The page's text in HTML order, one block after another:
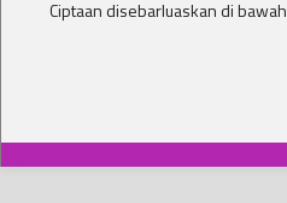
Ciptaan disebarluaskan di bawah